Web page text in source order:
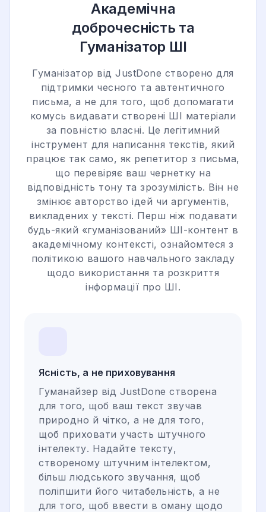
Академічна
доброчесність та
Гуманізатор ШІ
Гуманізатор від JustDone створено для
підтримки чесного та автентичного
письма, а не для того, щоб допомагати
комусь видавати створені ШІ матеріали
за повністю власні. Це легітимний
інструмент для написання текстів, який
працює так само, як репетитор з письма,
що перевіряє ваш чернетку на
відповідність тону та зрозумілість. Він не
змінює авторство ідей чи аргументів,
викладених у тексті. Перш ніж подавати
будь-який «гуманізований» ШІ-контент в
академічному контексті, ознайомтеся з
політикою вашого навчального закладу
щодо використання та розкриття
інформації про ШІ.
Ясність, а не приховування
Гуманайзер від JustDone створена
для того, щоб ваш текст звучав
природно й чітко, а не для того,
щоб приховати участь штучного
інтелекту. Надайте тексту,
створеному штучним інтелектом,
більш людського звучання, щоб
поліпшити його читабельність, а не
для того, щоб ввести в оману щодо